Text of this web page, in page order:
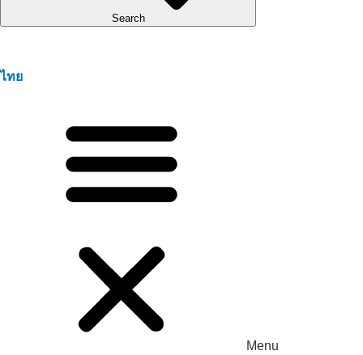
Search
ไทย
Menu